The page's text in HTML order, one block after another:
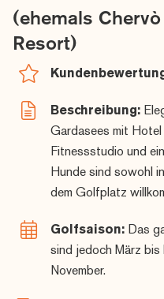
für diejenigen, die einen
schönsten Teile Italiens
Golf & Kultur
Wenn Sie im Garda Hotel
können Sie die
GC San Vigliosowie auf
wie dem angenehmen Il
GardagolfundArzaga
Kulturell leben Sie in einer
einer Fülle an Kultur in den
Warum nicht ein
(ehemals
Resort)
Beschreibung:
Gardasees mit Hotel
Fitnessstudio und
Hunde sind sowohl
dem Golfplatz
Golfsaison: Das
sind jedoch März bis
November.